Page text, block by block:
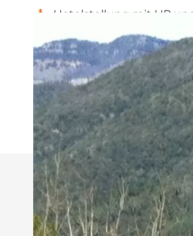
Hotelstellung mit HP
kaum befahrene und
Flüge und
geführte